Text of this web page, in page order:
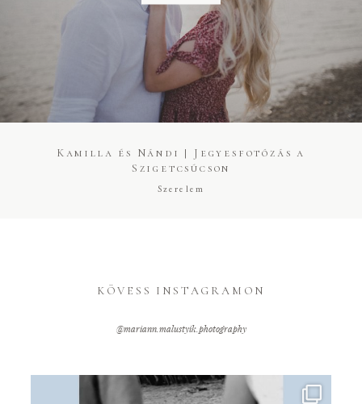
Kapcsolat
Árak
Fotó + Film
Kamilla és Nándi | Jegyesfotózás a
Szigetcsúcson
Szerelem
KÖVESS INSTAGRAMON
@mariann.malustyik.photography